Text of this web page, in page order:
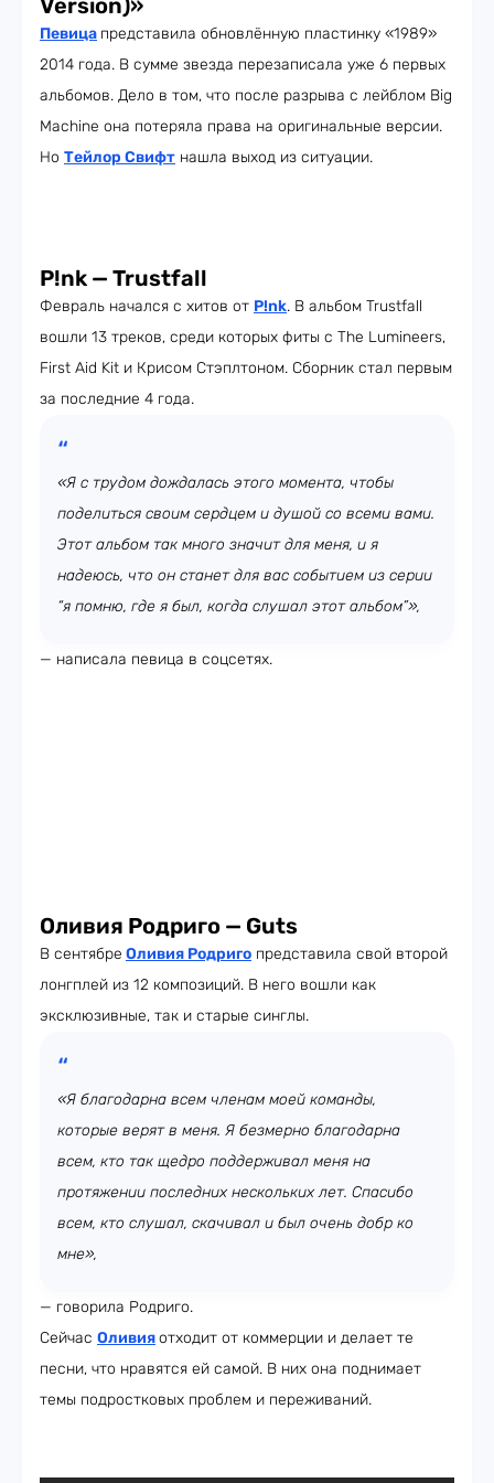
Version)»
Певица представила обновлённую пластинку «1989»
2014 года. В сумме звезда перезаписала уже 6 первых
альбомов. Дело в том, что после разрыва с лейблом Big
Machine она потеряла права на оригинальные версии.
Но Тейлор Свифт нашла выход из ситуации.
P!nk — Trustfall
Февраль начался с хитов от P!nk. В альбом Trustfall
вошли 13 треков, среди которых фиты с The Lumineers,
First Aid Kit и Крисом Стэплтоном. Сборник стал первым
за последние 4 года.
«Я с трудом дождалась этого момента, чтобы
поделиться своим сердцем и душой со всеми вами.
Этот альбом так много значит для меня, и я
надеюсь, что он станет для вас событием из серии
“я помню, где я был, когда слушал этот альбом”»,
— написала певица в соцсетях.
Оливия Родриго — Guts
В сентябре Оливия Родриго представила свой второй
лонгплей из 12 композиций. В него вошли как
эксклюзивные, так и старые синглы.
«Я благодарна всем членам моей команды,
которые верят в меня. Я безмерно благодарна
всем, кто так щедро поддерживал меня на
протяжении последних нескольких лет. Спасибо
всем, кто слушал, скачивал и был очень добр ко
мне»,
— говорила Родриго.
Сейчас Оливияотходит от коммерции и делает те
песни, что нравятся ей самой. В них она поднимает
темы подростковых проблем и переживаний.